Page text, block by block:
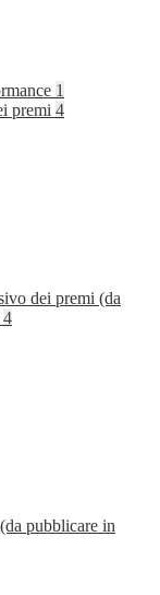
1
premi 4
dei premi (da
4
pubblicare in